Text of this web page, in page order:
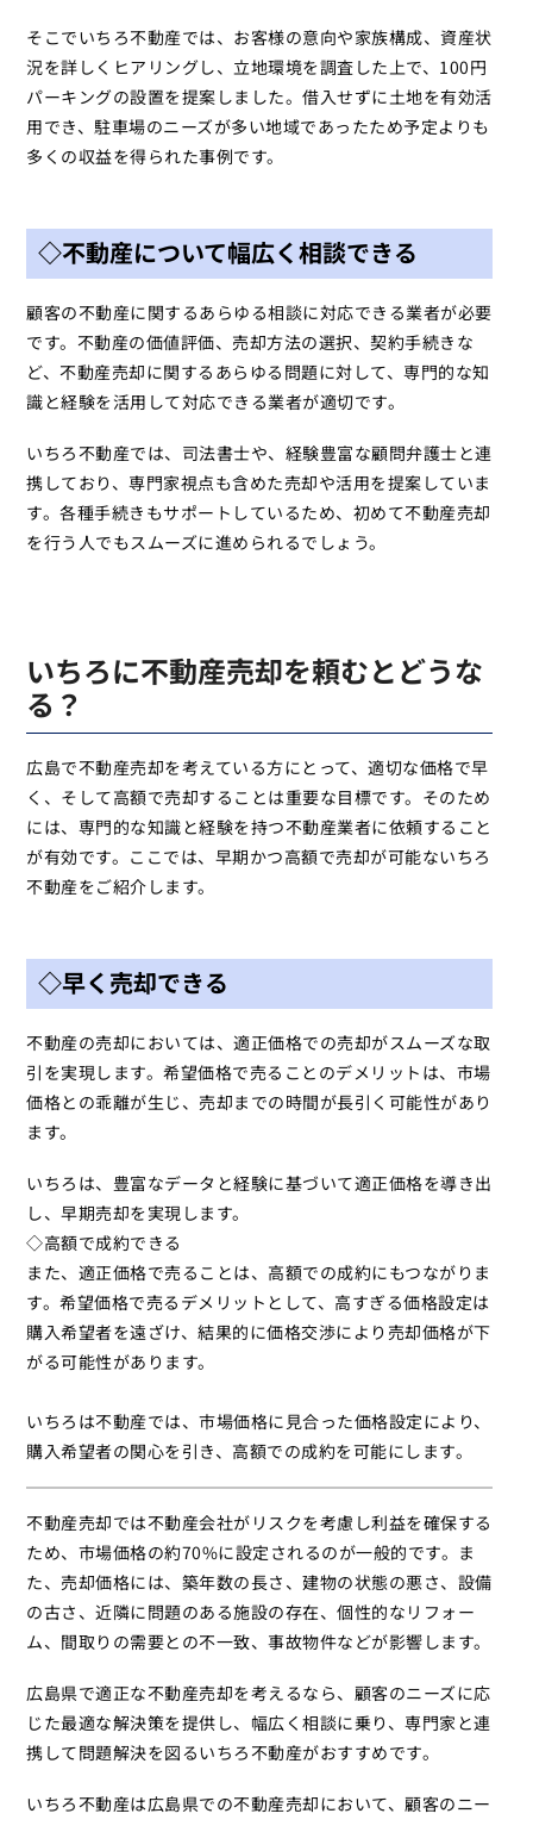
そこでいちろ不動産では、お客様の意向や家族構成、資産状
況を詳しくヒアリングし、立地環境を調査した上で、100円
パーキングの設置を提案しました。借入せずに土地を有効活
用でき、駐車場のニーズが多い地域であったため予定よりも
多くの収益を得られた事例です。
◇不動産について幅広く相談できる
顧客の不動産に関するあらゆる相談に対応できる業者が必要
です。不動産の価値評価、売却方法の選択、契約手続きな
ど、不動産売却に関するあらゆる問題に対して、専門的な知
識と経験を活用して対応できる業者が適切です。
いちろ不動産では、司法書士や、経験豊富な顧問弁護士と連
携しており、専門家視点も含めた売却や活用を提案していま
す。各種手続きもサポートしているため、初めて不動産売却
を行う人でもスムーズに進められるでしょう。
いちろに不動産売却を頼むとどうな
る？
広島で不動産売却を考えている方にとって、適切な価格で早
く、そして高額で売却することは重要な目標です。そのため
には、専門的な知識と経験を持つ不動産業者に依頼すること
が有効です。ここでは、早期かつ高額で売却が可能ないちろ
不動産をご紹介します。
◇早く売却できる
不動産の売却においては、適正価格での売却がスムーズな取
引を実現します。希望価格で売ることのデメリットは、市場
価格との乖離が生じ、売却までの時間が長引く可能性があり
ます。
いちろは、豊富なデータと経験に基づいて適正価格を導き出
し、早期売却を実現します。
◇高額で成約できる
また、適正価格で売ることは、高額での成約にもつながりま
す。希望価格で売るデメリットとして、高すぎる価格設定は
購入希望者を遠ざけ、結果的に価格交渉により売却価格が下
がる可能性があります。
いちろは不動産では、市場価格に見合った価格設定により、
購入希望者の関心を引き、高額での成約を可能にします。
不動産売却では不動産会社がリスクを考慮し利益を確保する
ため、市場価格の約70%に設定されるのが一般的です。ま
た、売却価格には、築年数の長さ、建物の状態の悪さ、設備
の古さ、近隣に問題のある施設の存在、個性的なリフォー
ム、間取りの需要との不一致、事故物件などが影響します。
広島県で適正な不動産売却を考えるなら、顧客のニーズに応
じた最適な解決策を提供し、幅広く相談に乗り、専門家と連
携して問題解決を図るいちろ不動産がおすすめです。
いちろ不動産は広島県での不動産売却において、顧客のニー